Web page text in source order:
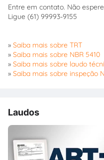
Entre em contato. Não
Ligue (61) 99993-9155
» Saiba mais sobre TRT
» Saiba mais sobre NBR 5410
» Saiba mais sobre laudo
» Saiba mais sobre inspeção
Laudos